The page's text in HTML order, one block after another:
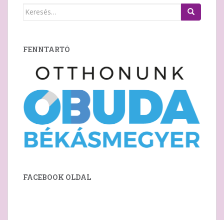
Keresés:
FENNTARTÓ
FACEBOOK OLDAL